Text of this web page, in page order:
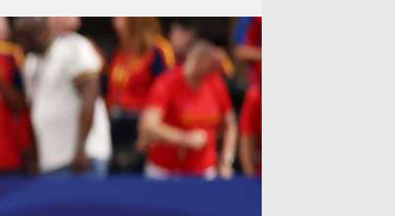
آراء حرة
ركن الألعاب